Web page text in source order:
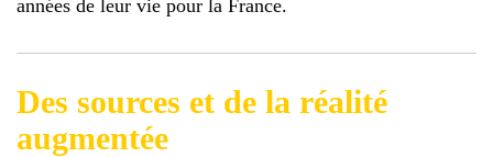
années de leur vie pour la France.
Des sources et de la réalité
augmentée